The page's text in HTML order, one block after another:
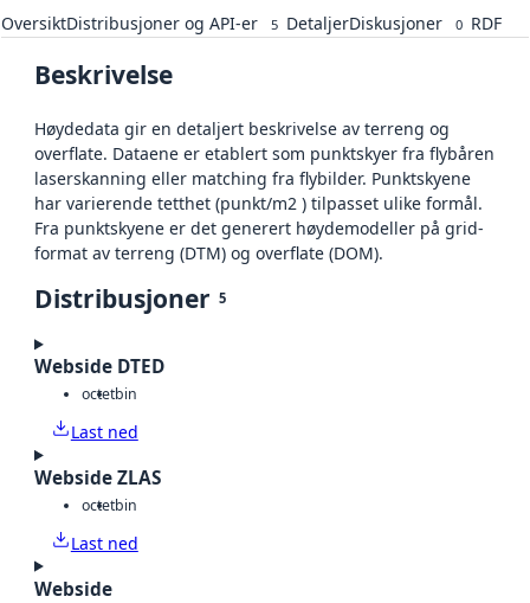
OversiktDistribusjoner og API-er 5 DetaljerDiskusjoner 0 RDF
Beskrivelse
Høydedata gir en detaljert beskrivelse av terreng og
overflate. Dataene er etablert som punktskyer fra flybåren
laserskanning eller matching fra flybilder. Punktskyene
har varierende tetthet (punkt/m2 ) tilpasset ulike formål.
Fra punktskyene er det generert høydemodeller på grid-
format av terreng (DTM) og overflate (DOM).
Distribusjoner 5
Webside DTED
octetbin
Last ned
Webside ZLAS
octetbin
Last ned
Webside